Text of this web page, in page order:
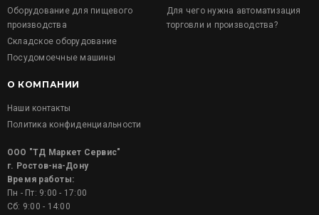
Оборудование для пищевого
производства
Складское оборудование
Посудомоечные машины
Для чего нужна автоматизация
торговли и производства?
О КОМПАНИИ
Наши контакты
Политика конфиденциальности
ООО "ТД Маркет Сервис"
г. Ростов-на-Дону
Время работы:
Пн - Пт: 9:00 - 17:00
Сб: 9:00 - 14:00